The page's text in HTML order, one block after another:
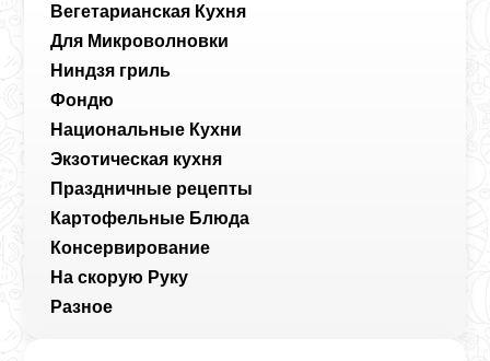
Вегетарианская Кухня
Для Микроволновки
Ниндзя гриль
Фондю
Национальные Кухни
Экзотическая кухня
Праздничные рецепты
Картофельные Блюда
Консервирование
На скорую Руку
Разное